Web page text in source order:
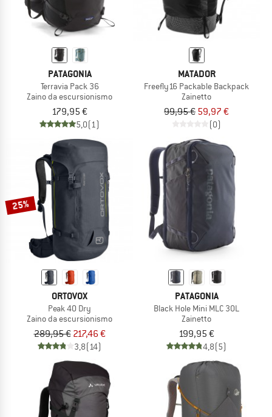
PATAGONIA
Terravia Pack 36
Zaino da escursionismo
179,95 €
5,0(1)
MATADOR
Freefly16 Packable Backpack
Zainetto
99,95 € 59,97 €
(0)
25%
ORTOVOX
Peak 40 Dry
Zaino da escursionismo
289,95 € 217,46 €
3,8(14)
PATAGONIA
Black Hole Mini MLC 30L
Zainetto
199,95 €
4,8(5)